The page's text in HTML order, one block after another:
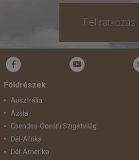
Feliratkozás
Földrészek
Ausztrália
Ázsia
Csendes-Óceáni Szigetvilág
Dél-Afrika
Dél-Amerika